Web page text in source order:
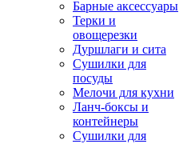
Барные аксессуары
Терки и
овощерезки
Дуршлаги и сита
Сушилки для
посуды
Мелочи для кухни
Ланч-боксы и
контейнеры
Сушилки для